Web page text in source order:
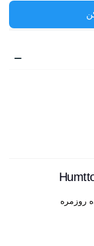
روزمره